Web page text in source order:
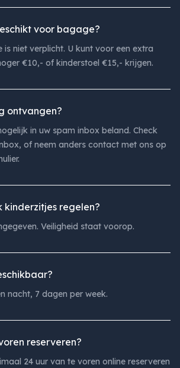
voor bagage?
is niet verplicht. U kunt voor een extra
€10,- of kinderstoel €15,- krijgen.
ontvangen?
in uw spam inbox beland. Check
of neem anders contact met ons op
kinderzitjes regelen?
Veiligheid staat voorop.
nacht, 7 dagen per week.
reserveren?
24 uur van te voren online reserveren